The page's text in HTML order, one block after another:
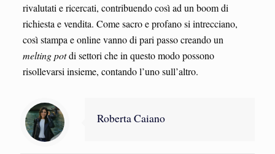
rivalutati e ricercati, contribuendo così ad un boom di
richiesta e vendita. Come sacro e profano si intrecciano,
così stampa e online vanno di pari passo creando un
melting potdi settori che in questo modo possono
risollevarsi insieme, contando l’uno sull’altro.
Roberta Caiano